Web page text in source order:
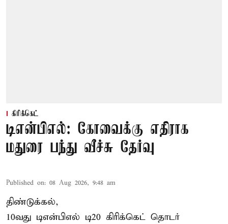
கிரிக்கெட்
டிஎன்பிஎல்: கோவைக்கு எதிராக
மதுரை பந்து வீச்சு தேர்வு
Published on: 08 Aug 2026, 9:48 am
திண்டுக்கல்,
10வது டிஎன்பிஎல் டி20 கிரிக்கெட் தொடர்